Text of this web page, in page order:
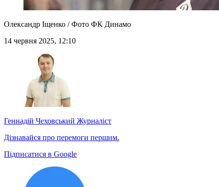
Олександр Іщенко / Фото ФК Динамо
14 червня 2025, 12:10
Геннадій Чеховський Журналіст
Дізнавайся про перемоги першим.
Підписатися в Google